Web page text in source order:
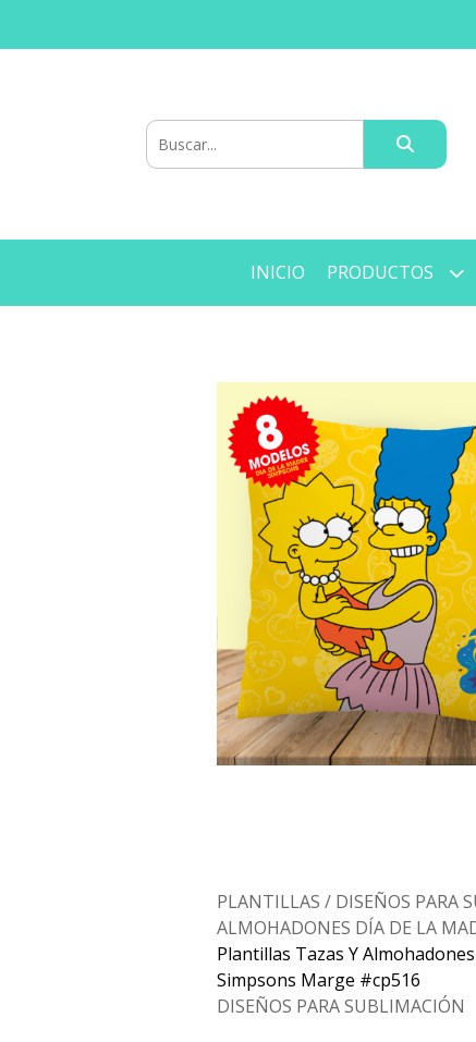
INICIO PRODUCTOS
PLANTILLAS / DISEÑOS PARA
ALMOHADONES DÍA DE LA
Plantillas Tazas Y
Simpsons Marge #cp516
DISEÑOS PARA SUBLIMACIÓN